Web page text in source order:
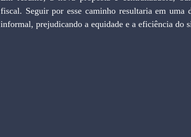
fiscal. Seguir por esse caminho resultaria em uma
informal, prejudicando a equidade e a eficiência do